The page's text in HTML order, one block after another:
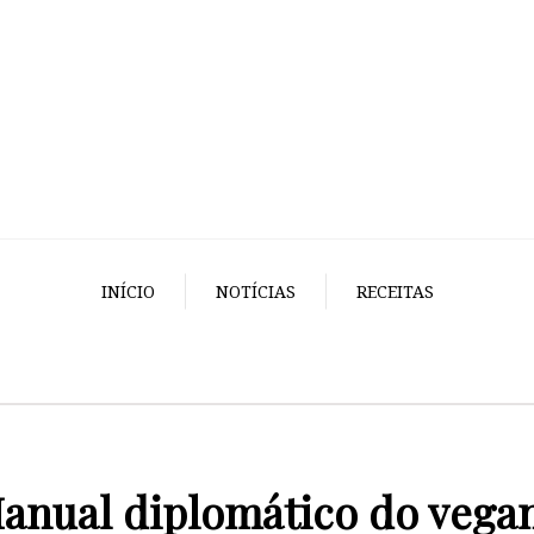
INÍCIO NOTÍCIAS RECEITAS
diplomático do